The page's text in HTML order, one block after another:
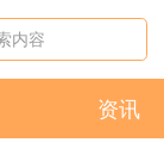
资讯